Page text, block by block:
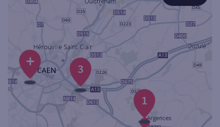
ou
Ville / Code postal
Rue
Rechercher
+ 3
1